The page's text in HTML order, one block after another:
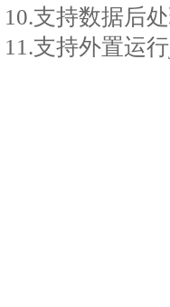
10.支持数据后
11.支持外置运